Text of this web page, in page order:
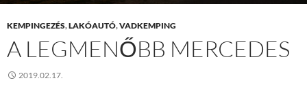
KEMPINGEZÉS,LAKÓAUTÓ,VADKEMPING
A LEGMENŐBB MERCEDES
2019.02.17.